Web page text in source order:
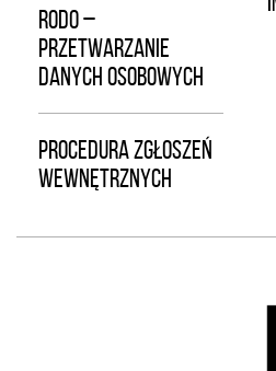
RODO –
PRZETWARZANIE
DANYCH OSOBOWYCH
PROCEDURA ZGŁOSZEŃ
WEWNĘTRZNYCH